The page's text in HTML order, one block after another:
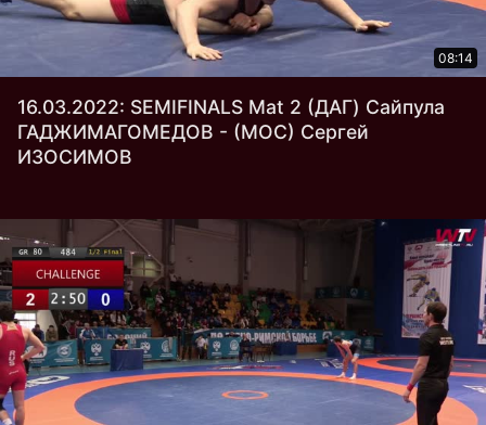
08:14
16.03.2022: SEMIFINALS Mat 2 (ДАГ) Сайпула
ГАДЖИМАГОМЕДОВ - (МОС) Сергей
ИЗОСИМОВ